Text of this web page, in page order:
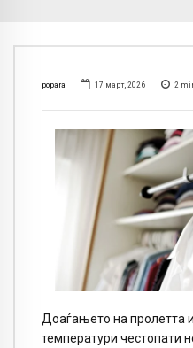
popara 17 март, 2026 2
Доаѓањето на пролетта
температури честопати